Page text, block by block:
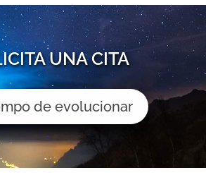
UNA CITA
de evolucionar